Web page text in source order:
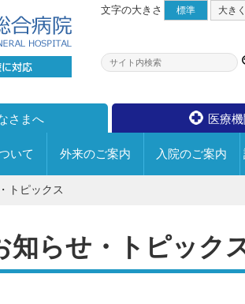
文字の大きさ 標準 大きく
さまへ 医療
いて 外来のご案内 入院のご案内
フロアマップ
トピックス
知らせ・トピック